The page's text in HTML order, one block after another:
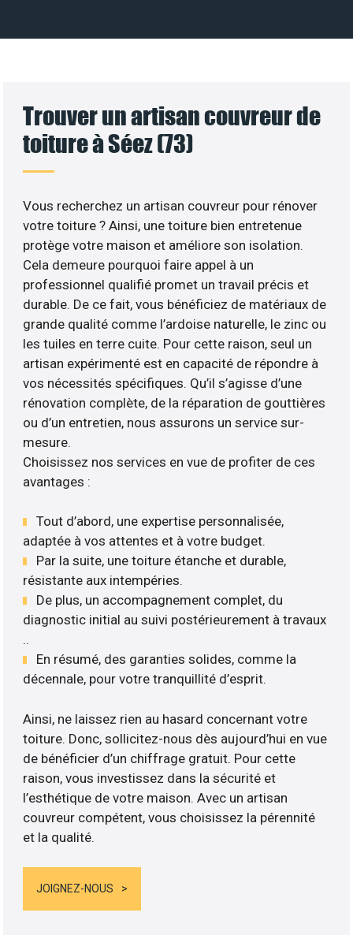
Trouver un artisan couvreur de
toiture à Séez (73)
Vous recherchez un artisan couvreur pour rénover
votre toiture ? Ainsi, une toiture bien entretenue
protège votre maison et améliore son isolation.
Cela demeure pourquoi faire appel à un
professionnel qualifié promet un travail précis et
durable. De ce fait, vous bénéficiez de matériaux de
grande qualité comme l’ardoise naturelle, le zinc ou
les tuiles en terre cuite. Pour cette raison, seul un
artisan expérimenté est en capacité de répondre à
vos nécessités spécifiques. Qu’il s’agisse d’une
rénovation complète, de la réparation de gouttières
ou d’un entretien, nous assurons un service sur-
mesure.
Choisissez nos services en vue de profiter de ces
avantages :
Tout d’abord, une expertise personnalisée,
adaptée à vos attentes et à votre budget.
Par la suite, une toiture étanche et durable,
résistante aux intempéries.
De plus, un accompagnement complet, du
diagnostic initial au suivi postérieurement à travaux
..
En résumé, des garanties solides, comme la
décennale, pour votre tranquillité d’esprit.
Ainsi, ne laissez rien au hasard concernant votre
toiture. Donc, sollicitez-nous dès aujourd’hui en vue
de bénéficier d’un chiffrage gratuit. Pour cette
raison, vous investissez dans la sécurité et
l’esthétique de votre maison. Avec un artisan
couvreur compétent, vous choisissez la pérennité
et la qualité.
JOIGNEZ-NOUS